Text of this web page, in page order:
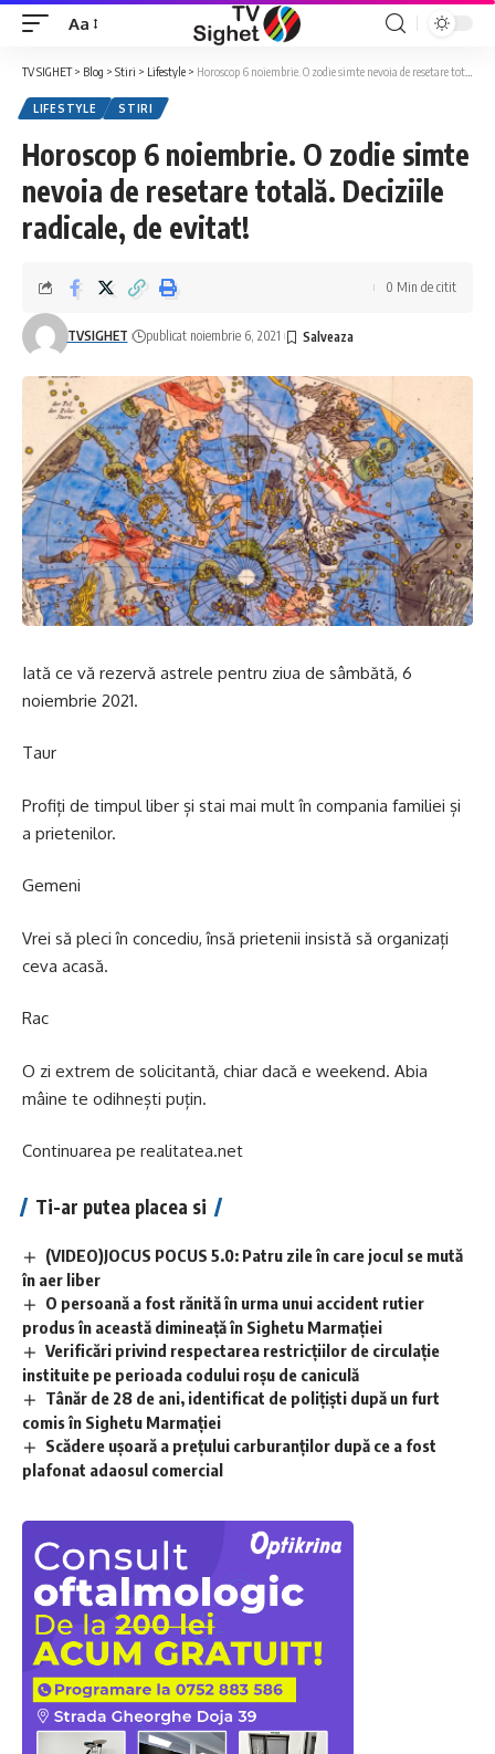
Font
Resizer
Aa
TV SIGHET> Blog > Stiri > Lifestyle > Horoscop 6 noiembrie. O zodie simte nevoia de resetare totală. Deciziile radicale, de evitat!
LIFESTYLE STIRI
Horoscop 6 noiembrie. O zodie simte
nevoia de resetare totală. Deciziile
radicale, de evitat!
TVSIGHET publicat noiembrie 6, 2021
0 Min de citit
Iată ce vă rezervă astrele pentru ziua de sâmbătă, 6
noiembrie 2021.
Taur
Profiți de timpul liber și stai mai mult în compania familiei și
a prietenilor.
Gemeni
Vrei să pleci în concediu, însă prietenii insistă să organizați
ceva acasă.
Rac
O zi extrem de solicitantă, chiar dacă e weekend. Abia
mâine te odihnești puțin.
Continuarea pe realitatea.net
Ti-ar putea placea si
(VIDEO)JOCUS POCUS 5.0: Patru zile în care jocul se mută
în aer liber
O persoană a fost rănită în urma unui accident rutier
produs în această dimineață în Sighetu Marmației
Verificări privind respectarea restricțiilor de circulație
instituite pe perioada codului roșu de caniculă
Tânăr de 28 de ani, identificat de polițiști după un furt
comis în Sighetu Marmației
Scădere ușoară a prețului carburanților după ce a fost
plafonat adaosul comercial